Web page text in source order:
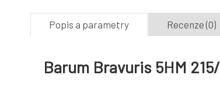
Popis a parametry Recenze (0)
Barum Bravuris 5HM